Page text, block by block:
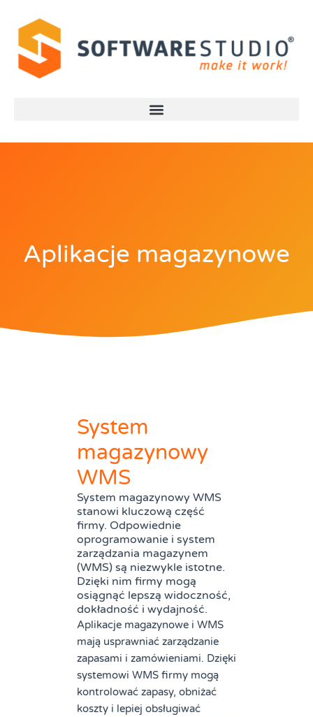
Aplikacje magazynowe
System
magazynowy
WMS
System magazynowy WMS
stanowi kluczową część
firmy. Odpowiednie
oprogramowanie i system
zarządzania magazynem
(WMS) są niezwykle istotne.
Dzięki nim firmy mogą
osiągnąć lepszą widoczność,
dokładność i wydajność.
Aplikacje magazynowe i WMS
mają usprawniać zarządzanie
zapasami i zamówieniami. Dzięki
systemowi WMS firmy mogą
kontrolować zapasy, obniżać
koszty i lepiej obsługiwać